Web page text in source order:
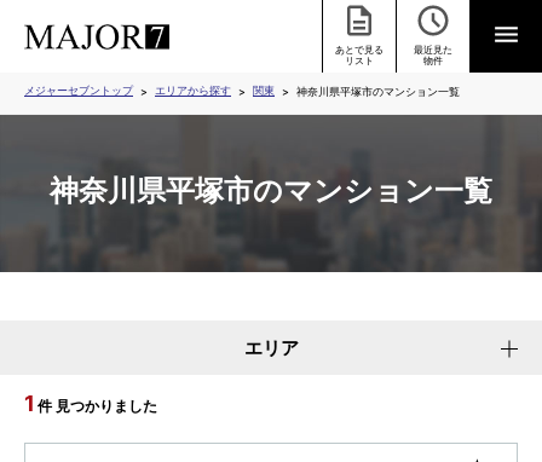
あとで見る
リスト
最近見た
物件
メジャーセブントップ エリアから探す 関東 神奈川県平塚市のマンション一覧
神奈川県平塚市のマンション一覧
エリア
1 件 見つかりました